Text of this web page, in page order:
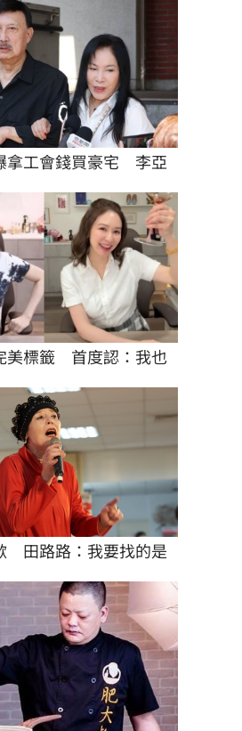
拿工會錢買豪宅　李亞
美標籤　首度認：我也
　田路路：我要找的是